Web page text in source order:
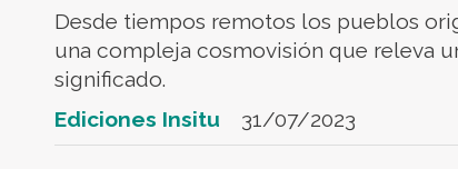
Desde tiempos remotos los pueblos
una compleja cosmovisión que releva
significado.
Ediciones Insitu
31/07/2023